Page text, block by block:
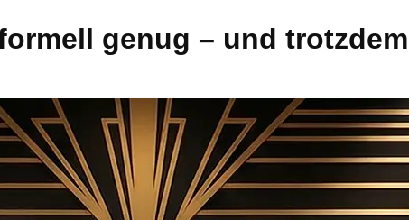
genug – und